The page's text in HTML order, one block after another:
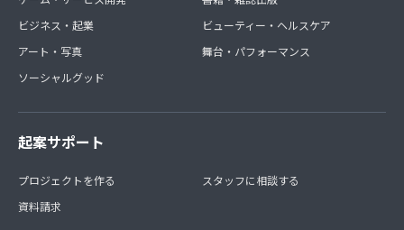
ビジネス・起業
アート・写真
ソーシャルグッド
ビューティー・ヘルスケア
舞台・パフォーマンス
起案サポート
プロジェクトを作る
資料請求
スタッフに相談する